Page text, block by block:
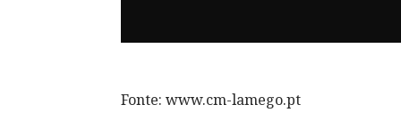
Fonte: www.cm-lamego.pt